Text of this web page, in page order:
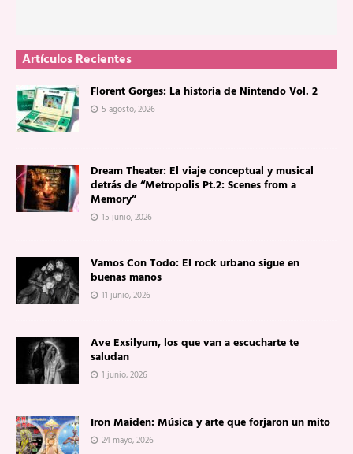
Artículos Recientes
Florent Gorges: La historia de Nintendo Vol. 2
5 agosto, 2026
Dream Theater: El viaje conceptual y musical
detrás de “Metropolis Pt.2: Scenes from a
Memory”
15 junio, 2026
Vamos Con Todo: El rock urbano sigue en
buenas manos
11 junio, 2026
Ave Exsilyum, los que van a escucharte te
saludan
1 junio, 2026
Iron Maiden: Música y arte que forjaron un mito
24 mayo, 2026